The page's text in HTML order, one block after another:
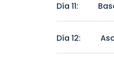
Día 11:
Día 12: